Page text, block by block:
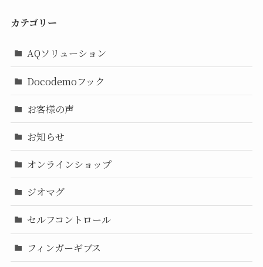
カテゴリー
AQソリューション
Docodemoフック
お客様の声
お知らせ
オンラインショップ
ジオマグ
セルフコントロール
フィンガーギブス